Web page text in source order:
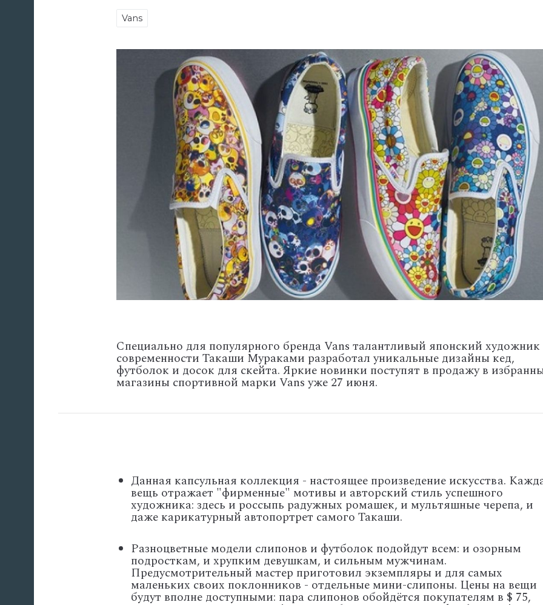
Vans
Специально для популярного бренда Vans талантливый японский художник
современности Такаши Мураками разработал уникальные дизайны кед,
футболок и досок для скейта. Яркие новинки поступят в продажу в
магазины спортивной марки Vans уже 27 июня.
Данная капсульная коллекция - настоящее произведение искусства.
вещь отражает "фирменные" мотивы и авторский стиль успешного
художника: здесь и россыпь радужных ромашек, и мультяшные черепа, и
даже карикатурный автопортрет самого Такаши.
Разноцветные модели слипонов и футболок подойдут всем: и озорным
подросткам, и хрупким девушкам, и сильным мужчинам.
Предусмотрительный мастер приготовил экземпляры и для самых
маленьких своих поклонников - отдельные мини-слипоны. Цены на вещи
будут вполне доступными: пара слипонов обойдётся покупателям в $ 75,